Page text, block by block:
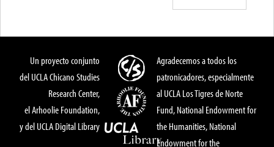
Un proyecto conjunto
del UCLA Chicano Studies
Research Center,
el Arhoolie Foundation,
y del UCLA Digital Library
Agradecemos a todos los
patronicadores, especialmente
al UCLA Los Tigres de Norte
Fund, National Endowment for
the Humanities, National
Endowment for the